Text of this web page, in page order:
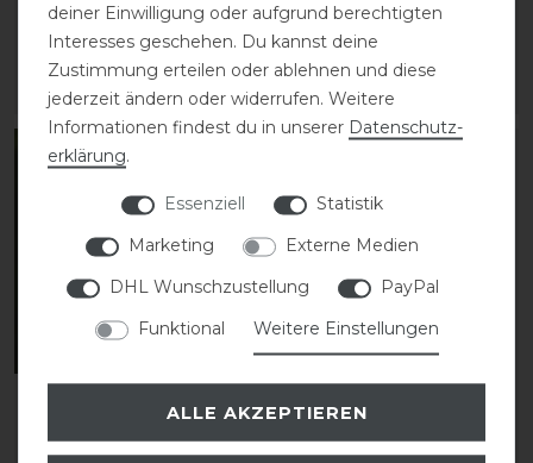
statt 19,95 €
15,96 € *
ARTIKEL MERKEN
29,99 € *
ARTIKEL MERKEN
mit Ohrenschutz
Fliegenmaske
deiner Einwilligung oder aufgrund berechtigten
Interesses geschehen. Du kannst deine
Zustimmung erteilen oder ablehnen und diese
jederzeit ändern oder widerrufen. Weitere
Informationen findest du in unserer Daten­schutz­
erklärung.
Essenziell
Statistik
Marketing
Externe Medien
DHL Wunschzustellung
PayPal
Funktional
Weitere Einstellungen
ALLE AKZEPTIEREN